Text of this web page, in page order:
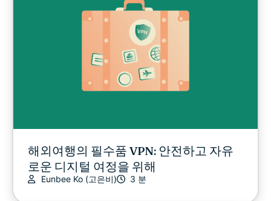
해외여행의 필수품 VPN: 안전하고 자유
로운 디지털 여정을 위해
Eunbee Ko (고은비) 3 분